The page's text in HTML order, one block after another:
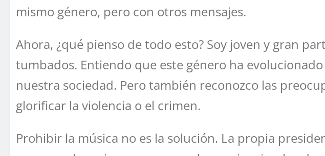
mismo género, pero con otros mensajes.
Ahora, ¿qué pienso de todo esto? Soy joven y gran
tumbados. Entiendo que este género ha
nuestra sociedad. Pero también reconozco las
glorificar la violencia o el crimen.
Prohibir la música no es la solución. La propia